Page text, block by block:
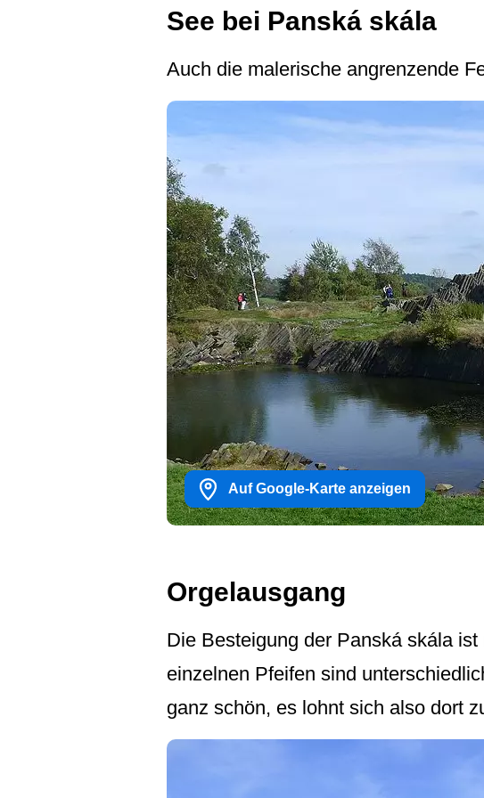
See bei Panská skála
Auch die malerische angrenzende
Auf Google-Karte anzeigen
Orgelausgang
Die Besteigung der Panská skála
einzelnen Pfeifen sind
ganz schön, es lohnt sich also dort